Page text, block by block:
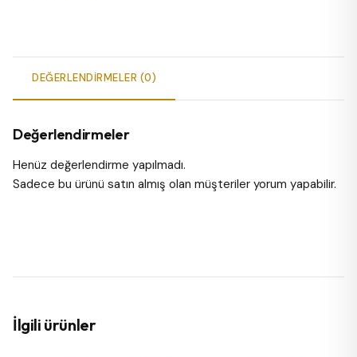
DEĞERLENDIRMELER (0)
Değerlendirmeler
Henüz değerlendirme yapılmadı.
Sadece bu ürünü satın almış olan müşteriler yorum yapabilir.
İlgili ürünler